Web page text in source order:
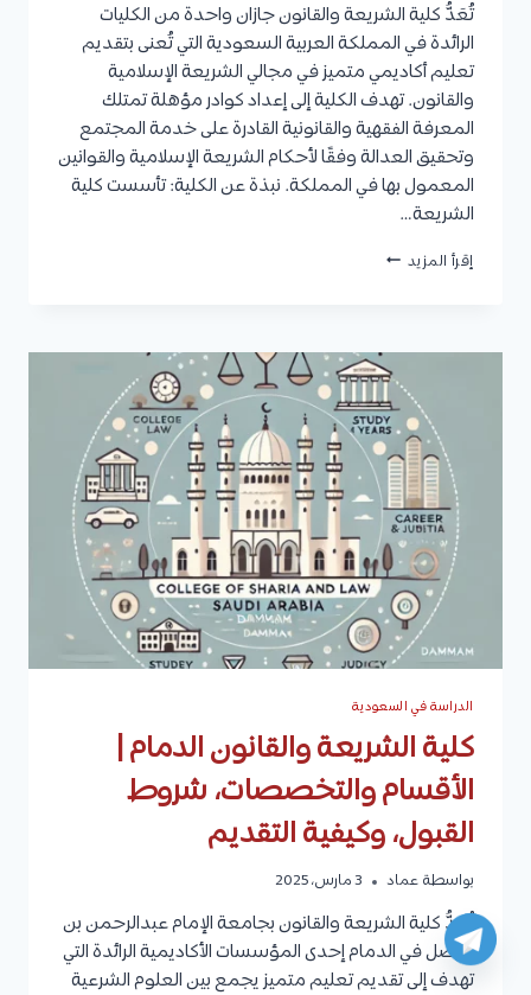
تُعَدُّ كلية الشريعة والقانون جازان واحدة من الكليات
الرائدة في المملكة العربية السعودية التي تُعنى بتقديم
تعليم أكاديمي متميز في مجالي الشريعة الإسلامية
والقانون. تهدف الكلية إلى إعداد كوادر مؤهلة تمتلك
المعرفة الفقهية والقانونية القادرة على خدمة المجتمع
وتحقيق العدالة وفقًا لأحكام الشريعة الإسلامية والقوانين
المعمول بها في المملكة. نبذة عن الكلية: تأسست كلية
الشريعة…
إقرأ المزيد كلية
|
التخصصات،
القبول،
التقديم،
وأهم
الأسئلة
الشائعة
الدراسة في السعودية
كلية الشريعة والقانون الدمام |
الأقسام والتخصصات، شروط
القبول، وكيفية التقديم
بواسطة عماد 3 مارس، 2025
تُعَدُّ كلية الشريعة والقانون بجامعة الإمام عبدالرحمن بن
فيصل في الدمام إحدى المؤسسات الأكاديمية الرائدة التي
تهدف إلى تقديم تعليم متميز يجمع بين العلوم الشرعية